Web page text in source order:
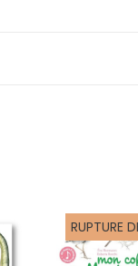
RUPTURE